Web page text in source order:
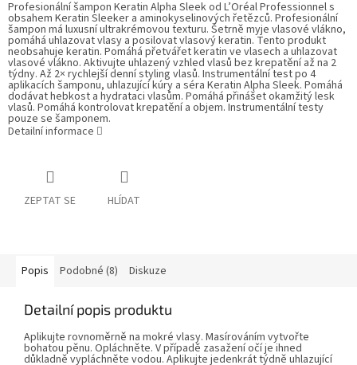
Profesionální šampon Keratin Alpha Sleek od L’Oréal Professionnel s
obsahem Keratin Sleeker a aminokyselinových řetězců. Profesionální
šampon má luxusní ultrakrémovou texturu. Šetrně myje vlasové vlákno,
pomáhá uhlazovat vlasy a posilovat vlasový keratin. Tento produkt
neobsahuje keratin. Pomáhá přetvářet keratin ve vlasech a uhlazovat
vlasové vlákno. Aktivujte uhlazený vzhled vlasů bez krepatění až na 2
týdny. Až 2× rychlejší denní styling vlasů. Instrumentální test po 4
aplikacích šamponu, uhlazující kúry a séra Keratin Alpha Sleek. Pomáhá
dodávat hebkost a hydrataci vlasům. Pomáhá přinášet okamžitý lesk
vlasů. Pomáhá kontrolovat krepatění a objem. Instrumentální testy
pouze se šamponem.
Detailní informace
ZEPTAT SE HLÍDAT
Popis Podobné (8) Diskuze
Detailní popis produktu
Aplikujte rovnoměrně na mokré vlasy. Masírováním vytvořte
bohatou pěnu. Opláchněte. V případě zasažení očí je ihned
důkladně vypláchněte vodou. Aplikujte jedenkrát týdně uhlazující